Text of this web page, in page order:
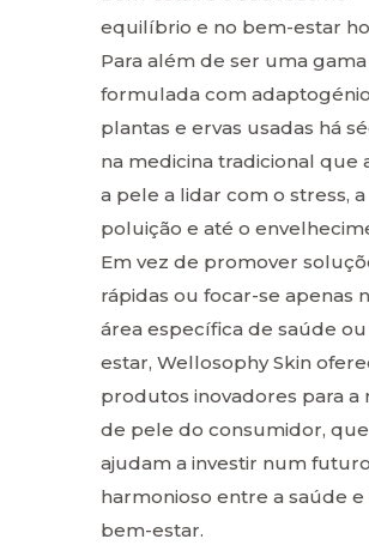
equilíbrio e no bem-estar
Para além de ser uma gama
formulada com
plantas e ervas usadas há
na medicina tradicional que
a pele a lidar com o stress, a
poluição e até o
Em vez de promover
rápidas ou focar-se apenas
área específica de saúde
estar, Wellosophy Skin
produtos inovadores para a
de pele do consumidor, que
ajudam a investir num futuro
harmonioso entre a saúde e
bem-estar.